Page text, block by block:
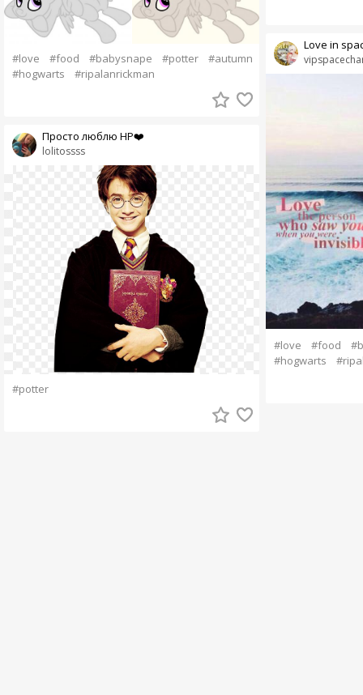
#love #food #babysnape #potter
#autumn
#hogwarts
#ripalanrickman
lolitossss
Просто люблю HP❤️
#potter
Love in
#love #food
#hogwarts